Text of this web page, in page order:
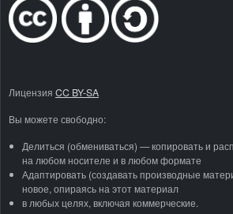
Лицензия CC BY-SA
Вы можете свободно:
Делиться (обмениваться) — копировать и
на любом носителе и в любом формате
Адаптировать (создавать производные
новое, опираясь на этот материал
в любых целях, включая коммерческие.